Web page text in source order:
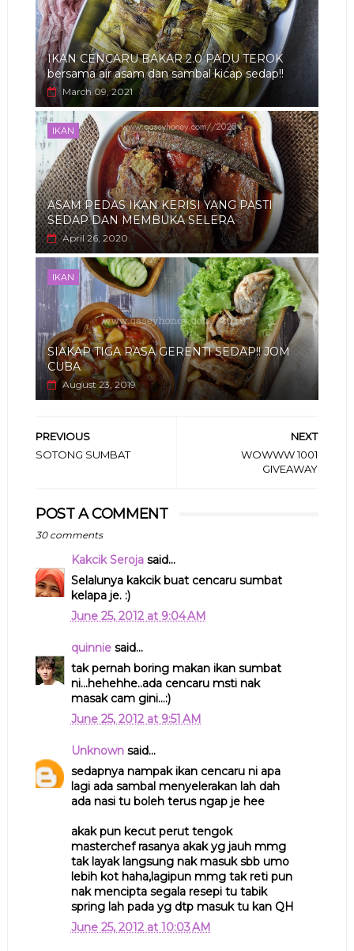
IKAN CENCARU BAKAR 2.0 PADU TEROK
bersama air asam dan sambal kicap sedap!!
March 09, 2021
IKAN
ASAM PEDAS IKAN KERISI YANG PASTI
SEDAP DAN MEMBUKA SELERA
April 26, 2020
IKAN
SIAKAP TIGA RASA GERENTI SEDAP!! JOM
CUBA
August 23, 2019
NEXT
WOWWW 1001
GIVEAWAY
PREVIOUS
SOTONG SUMBAT
POST A COMMENT
30 comments
Kakcik Serojasaid...
Selalunya kakcik buat cencaru sumbat
kelapa je. :)
June 25, 2012 at 9:04 AM
quinniesaid...
tak pernah boring makan ikan sumbat
ni...hehehhe..ada cencaru msti nak
masak cam gini...:)
June 25, 2012 at 9:51 AM
Unknownsaid...
sedapnya nampak ikan cencaru ni apa
lagi ada sambal menyelerakan lah dah
ada nasi tu boleh terus ngap je hee
akak pun kecut perut tengok
masterchef rasanya akak yg jauh mmg
tak layak langsung nak masuk sbb umo
lebih kot haha,lagipun mmg tak reti pun
nak mencipta segala resepi tu tabik
spring lah pada yg dtp masuk tu kan QH
June 25, 2012 at 10:03 AM